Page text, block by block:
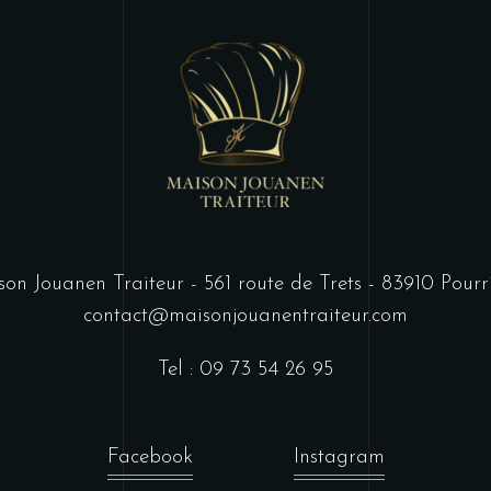
Jouanen Traiteur - 561 route de Trets - 83910
contact@maisonjouanentraiteur.com
Tel : 09 73 54 26 95
Facebook Instagram